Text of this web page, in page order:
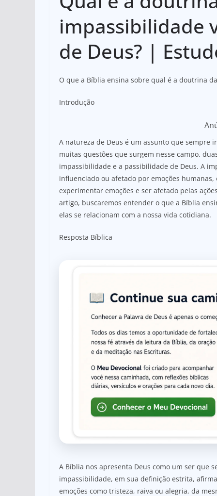
A
p
p
b
o
o
k
impassibilidade
de Deus? |
O que a Bíblia ensina sobre qual é a doutrina
Introdução
A natureza de Deus é um assunto que sempre
muitas questões que surgem nesse campo,
impassibilidade e a passibilidade de Deus. A
influenciado ou afetado por emoções
experimentar emoções e ser afetado pelas
artigo, buscaremos entender o que a Bíblia
elas se relacionam com a nossa vida cotidiana.
Resposta Bíblica
A Bíblia nos apresenta Deus como um ser que
impassibilidade, em sua definição estrita,
emoções como tristeza, raiva ou alegria, da